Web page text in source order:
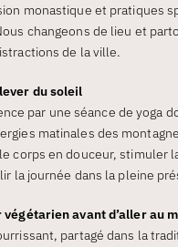
monastique et pratiques
changeons de lieu et
de la ville.
du soleil
par une séance de yoga
matinales des
corps en douceur, stimuler
la journée dans la pleine
avant d’aller au
partagé dans la